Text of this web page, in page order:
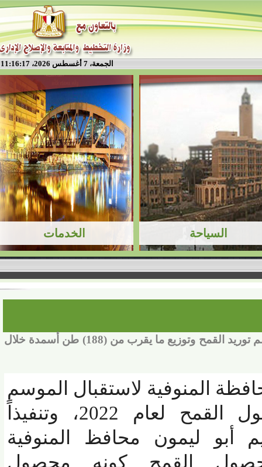
الجمعة، 7 أغسطس 2026، 11:16:18 م
زراعة المنوفية : استعدادات مكثفة لموسم توريد القمح وتوزيع ما يقرب من (188) طن أسمدة خلال
المنوفية لاستقبال الموسم
الزراعى لتوريد محصول القمح لعام 2022، وتنفيذاً
أبو ليمون محافظ المنوفية
القمح كونه محصول